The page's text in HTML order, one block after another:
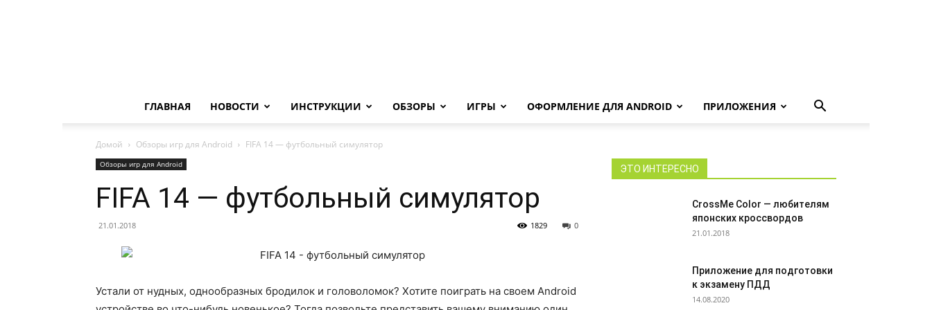
ГЛАВНАЯ НОВОСТИ ИНСТРУКЦИИ ОБЗОРЫ ИГРЫ ОФОРМЛЕНИЕ ДЛЯ ANDROID ПРИЛОЖЕНИЯ
Домой Обзоры игр для Android FIFA 14 — футбольный симулятор
Обзоры игр для Android
FIFA 14 — футбольный симулятор
21.01.2018 0
1829
Устали от нудных, однообразных бродилок и головоломок? Хотите поиграть на своем Android
ЭТО ИНТЕРЕСНО
CrossMe Color — любителям
японских кроссвордов
21.01.2018
Приложение для подготовки
к экзамену ПДД
14.08.2020